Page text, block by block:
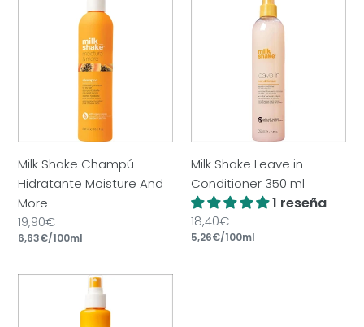
Hidratante
Milk Shake Champú
Hidratante Moisture And
More
Precio
habitual
19,90€
Precio
6,63€/por
100ml
Conditioner
Milk Shake Leave in
Conditioner 350 ml
1 reseña
Precio
habitual
18,40€
Precio
5,26€/por
100ml